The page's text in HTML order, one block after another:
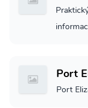
Port
Port